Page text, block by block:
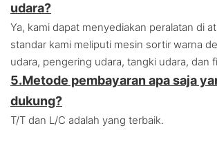
udara?
Ya, kami dapat menyediakan peralatan di
standar kami meliputi mesin sortir warna
udara, pengering udara, tangki udara, dan
5.Metode pembayaran apa saja
dukung?
T/T dan L/C adalah yang terbaik.